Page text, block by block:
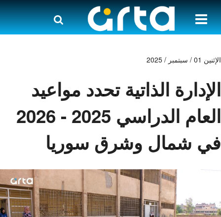
الإثنين 01 / سبتمبر / 2025
الإدارة الذاتية تحدد مواعيد
العام الدراسي 2025 - 2026
في شمال وشرق سوريا